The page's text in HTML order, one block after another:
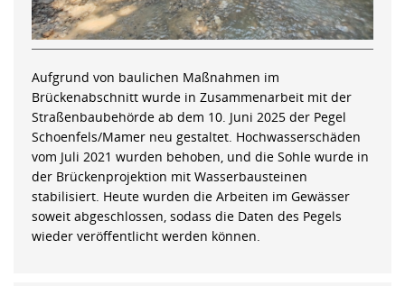
Aufgrund von baulichen Maßnahmen im
Brückenabschnitt wurde in Zusammenarbeit mit der
Straßenbaubehörde ab dem 10. Juni 2025 der Pegel
Schoenfels/Mamer neu gestaltet. Hochwasserschäden
vom Juli 2021 wurden behoben, und die Sohle wurde in
der Brückenprojektion mit Wasserbausteinen
stabilisiert. Heute wurden die Arbeiten im Gewässer
soweit abgeschlossen, sodass die Daten des Pegels
wieder veröffentlicht werden können.